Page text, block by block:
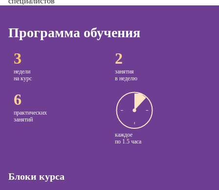
Программа обучения
3
недели
на курс
2
занятия
в неделю
6
практических
занятий
каждое
по 1.5 часа
Блоки курса